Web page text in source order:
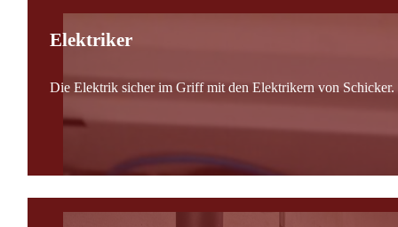
Elektriker
Die Elektrik sicher im Griff mit den Elektrikern von Schicker.